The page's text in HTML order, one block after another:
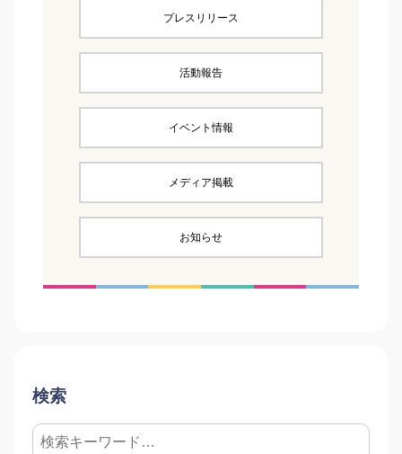
プレスリリース
活動報告
イベント情報
メディア掲載
お知らせ
検索